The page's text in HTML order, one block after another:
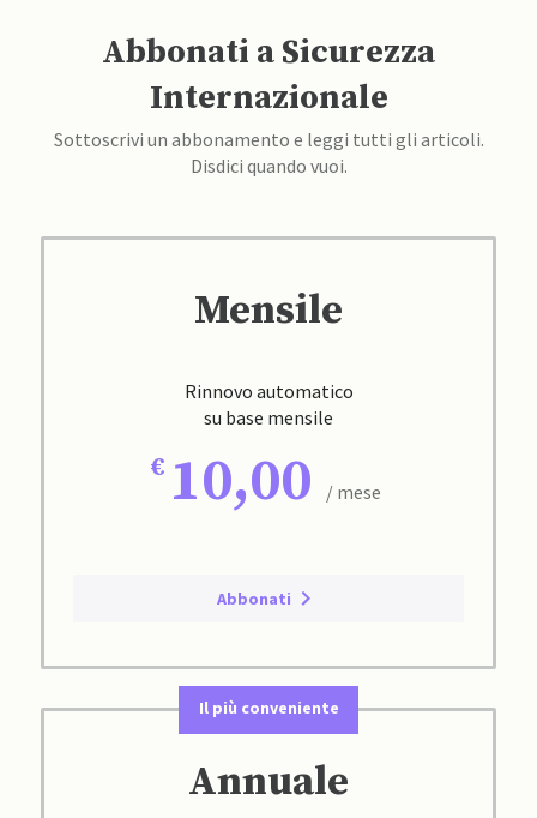
Abbonati a Sicurezza
Internazionale
Sottoscrivi un abbonamento e leggi tutti gli articoli.
Disdici quando vuoi.
Mensile
Rinnovo automatico
su base mensile
10,00 / mese
Abbonati
Il più conveniente
Annuale